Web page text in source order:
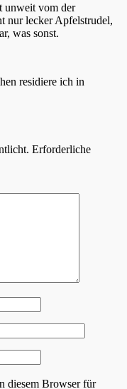
unweit vom der
nur lecker Apfelstrudel,
was sonst.
residiere ich in
Erforderliche
diesem Browser für